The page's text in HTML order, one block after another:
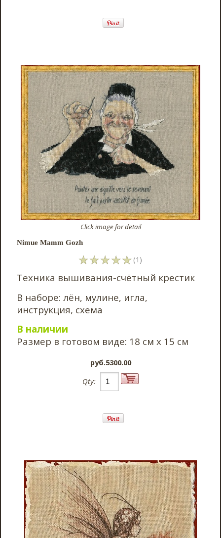
Click image for detail
Nimue Mamm Gozh
☆☆☆☆☆ (1)
Техника вышивания-счётный крестик
В наборе: лён, мулине, игла,
инструкция, схема
В наличии
Размер в готовом виде: 18 см х 15 см
pyб.5300.00
Qty: